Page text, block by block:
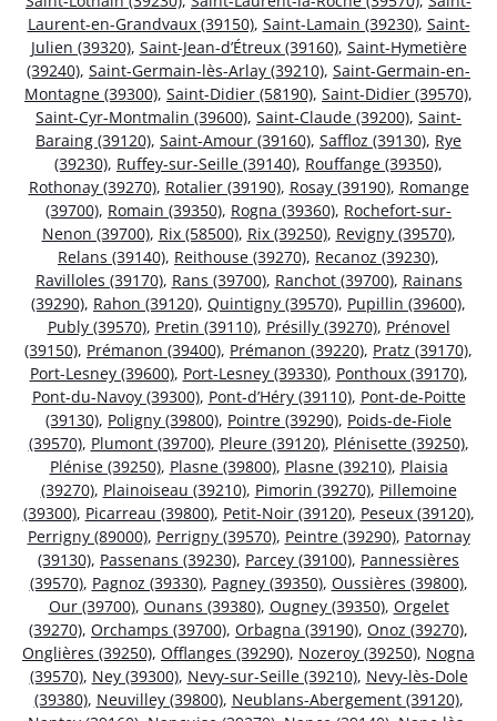
Laurent-en-Grandvaux (39150), Saint-Lamain (39230), Saint-
Julien (39320), Saint-Jean-d’Étreux (39160), Saint-Hymetière
(39240), Saint-Germain-lès-Arlay (39210), Saint-Germain-en-
Montagne (39300), Saint-Didier (58190), Saint-Didier (39570),
Saint-Cyr-Montmalin (39600), Saint-Claude (39200), Saint-
Baraing (39120), Saint-Amour (39160), Saffloz (39130), Rye
(39230), Ruffey-sur-Seille (39140), Rouffange (39350),
Rothonay (39270), Rotalier (39190), Rosay (39190), Romange
(39700), Romain (39350), Rogna (39360), Rochefort-sur-
Nenon (39700), Rix (58500), Rix (39250), Revigny (39570),
Relans (39140), Reithouse (39270), Recanoz (39230),
Ravilloles (39170), Rans (39700), Ranchot (39700), Rainans
(39290), Rahon (39120), Quintigny (39570), Pupillin (39600),
Publy (39570), Pretin (39110), Présilly (39270), Prénovel
(39150), Prémanon (39400), Prémanon (39220), Pratz (39170),
Port-Lesney (39600), Port-Lesney (39330), Ponthoux (39170),
Pont-du-Navoy (39300), Pont-d’Héry (39110), Pont-de-Poitte
(39130), Poligny (39800), Pointre (39290), Poids-de-Fiole
(39570), Plumont (39700), Pleure (39120), Plénisette (39250),
Plénise (39250), Plasne (39800), Plasne (39210), Plaisia
(39270), Plainoiseau (39210), Pimorin (39270), Pillemoine
(39300), Picarreau (39800), Petit-Noir (39120), Peseux (39120),
Perrigny (89000), Perrigny (39570), Peintre (39290), Patornay
(39130), Passenans (39230), Parcey (39100), Pannessières
(39570), Pagnoz (39330), Pagney (39350), Oussières (39800),
Our (39700), Ounans (39380), Ougney (39350), Orgelet
(39270), Orchamps (39700), Orbagna (39190), Onoz (39270),
Onglières (39250), Offlanges (39290), Nozeroy (39250), Nogna
(39570), Ney (39300), Nevy-sur-Seille (39210), Nevy-lès-Dole
(39380), Neuvilley (39800), Neublans-Abergement (39120),